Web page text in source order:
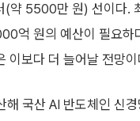
약 5500만 원) 선이다.
억 원의 예산이 필요
이보다 더 늘어날 전망이
국산 AI 반도체인 신